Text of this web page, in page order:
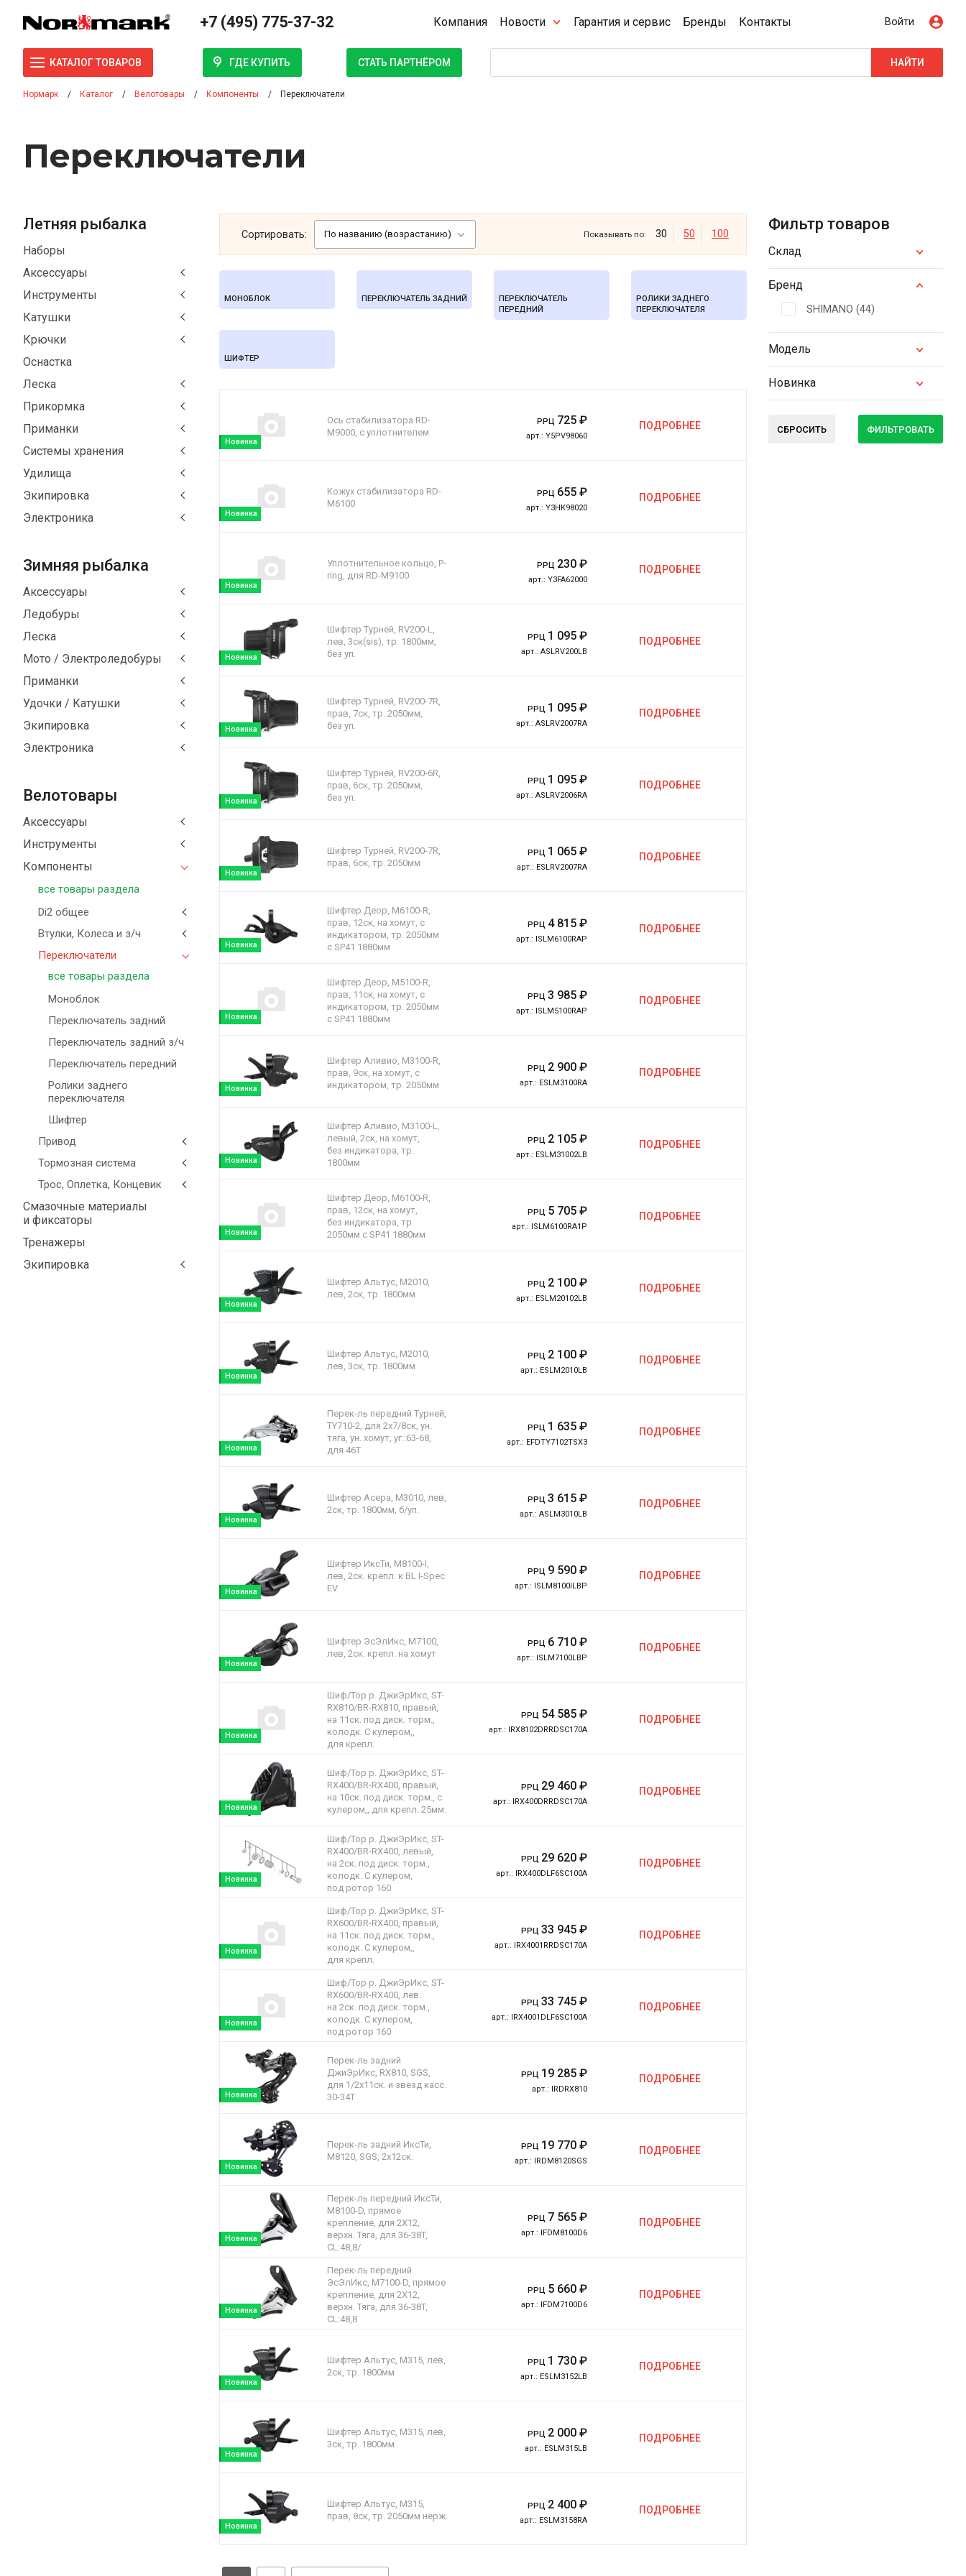
+7 (495) 775-37-32 Компания Новости Гарантия и сервис Бренды Контакты Войти
КАТАЛОГ ТОВАРОВ ГДЕ КУПИТЬ СТАТЬ ПАРТНЁРОМ НАЙТИ
Нормарк Каталог Велотовары Компоненты Переключатели
Переключатели
Летняя рыбалка
Наборы
Аксессуары
Инструменты
Катушки
Крючки
Оснастка
Леска
Прикормка
Приманки
Системы хранения
Удилища
Экипировка
Электроника
Зимняя рыбалка
Аксессуары
Ледобуры
Леска
Мото / Электроледобуры
Приманки
Удочки / Катушки
Экипировка
Электроника
Велотовары
Аксессуары
Инструменты
Компоненты
все товары раздела
Di2 общее
Втулки, Колеса и з/ч
Переключатели
все товары раздела
Моноблок
Переключатель задний
Переключатель задний з/ч
Переключатель передний
Ролики заднего
переключателя
Шифтер
Привод
Тормозная система
Трос, Оплетка, Концевик
Смазочные материалы
и фиксаторы
Тренажеры
Экипировка
Фильтр товаров
Склад
Бренд
SHIMANO (44)
Модель
Новинка
СБРОСИТЬ ФИЛЬТРОВАТЬ
Сортировать: По названию (возрастанию) Показывать по: 30 50 100
МОНОБЛОК ПЕРЕКЛЮЧАТЕЛЬ ЗАДНИЙ
ПЕРЕКЛЮЧАТЕЛЬ
ПЕРЕДНИЙ
РОЛИКИ ЗАДНЕГО
ПЕРЕКЛЮЧАТЕЛЯ
ШИФТЕР
Новинка
РРЦ 725₽
арт.:Y5PV98060
Ось стабилизатора RD-
M9000, с уплотнителем
ПОДРОБНЕЕ
Новинка
РРЦ 655₽
арт.:Y3HK98020
Кожух стабилизатора RD-
M6100
ПОДРОБНЕЕ
Новинка
РРЦ 230₽
арт.:Y3FA62000
Уплотнительное кольцо, P-
ring, для RD-M9100
ПОДРОБНЕЕ
Новинка
РРЦ 1 095₽
арт.:ASLRV200LB
Шифтер Турней, RV200-L,
лев, 3ск(sis), тр. 1800мм,
без уп.
ПОДРОБНЕЕ
Новинка
РРЦ 1 095₽
арт.:ASLRV2007RA
Шифтер Турней, RV200-7R,
прав, 7ск, тр. 2050мм,
без уп.
ПОДРОБНЕЕ
Новинка
РРЦ 1 095₽
арт.:ASLRV2006RA
Шифтер Турней, RV200-6R,
прав, 6ск, тр. 2050мм,
без уп.
ПОДРОБНЕЕ
Новинка
РРЦ 1 065₽
арт.: ESLRV2007RA
Шифтер Турней, RV200-7R,
прав, 6ск, тр. 2050мм
ПОДРОБНЕЕ
Новинка
РРЦ 4 815₽
арт.: ISLM6100RAP
Шифтер Деор, M6100-R,
прав, 12ск, на хомут, c
индикатором, тр. 2050мм
с SP41 1880мм
ПОДРОБНЕЕ
Новинка
РРЦ3 985₽
арт.: ISLM5100RAP
Шифтер Деор, M5100-R,
прав, 11ск, на хомут, c
индикатором, тр. 2050мм
с SP41 1880мм
ПОДРОБНЕЕ
Новинка
РРЦ 2 900₽
арт.: ESLM3100RA
Шифтер Аливио, M3100-R,
прав, 9ск, на хомут, c
индикатором, тр. 2050мм
ПОДРОБНЕЕ
Новинка
РРЦ 2 105₽
арт.: ESLM31002LB
Шифтер Аливио, M3100-L,
левый, 2ск, на хомут,
без индикатора, тр.
1800мм
ПОДРОБНЕЕ
Новинка
РРЦ 5 705₽
арт.: ISLM6100RA1P
Шифтер Деор, M6100-R,
прав, 12ск, на хомут,
без индикатора, тр.
2050мм с SP41 1880мм
ПОДРОБНЕЕ
Новинка
РРЦ 2 100₽
арт.: ESLM20102LB
Шифтер Альтус, M2010,
лев, 2ск, тр. 1800мм
ПОДРОБНЕЕ
Новинка
РРЦ 2 100₽
арт.: ESLM2010LB
Шифтер Альтус, M2010,
лев, 3ск, тр. 1800мм
ПОДРОБНЕЕ
Новинка
РРЦ 1 635₽
арт.: EFDTY7102TSX3
Перек-ль передний Турней,
TY710-2, для 2x7/8ск, ун.
тяга, ун. хомут, уг.:63-68,
для 46T
ПОДРОБНЕЕ
Новинка
РРЦ3 615₽
арт.:ASLM3010LB
Шифтер Асера, M3010, лев,
2ск, тр. 1800мм, б/уп.
ПОДРОБНЕЕ
Новинка
РРЦ 9 590₽
арт.: ISLM8100ILBP
Шифтер ИксТи, M8100-I,
лев, 2ск. крепл. к BL I-Spec
EV
ПОДРОБНЕЕ
Новинка
РРЦ 6 710₽
арт.: ISLM7100LBP
Шифтер ЭсЭлИкс, M7100,
лев, 2ск. крепл. на хомут
ПОДРОБНЕЕ
Новинка
РРЦ 54 585₽
арт.: IRX8102DRRDSC170A
Шиф/Тор р. ДжиЭрИкс, ST-
RX810/BR-RX810, правый,
на 11ск. под диск. торм.,
колодк. С кулером,,
для крепл.
ПОДРОБНЕЕ
Новинка
РРЦ 29 460₽
арт.: IRX400DRRDSC170A
Шиф/Тор р. ДжиЭрИкс, ST-
RX400/BR-RX400, правый,
на 10ск. под диск. торм., c
кулером,, для крепл. 25мм.
ПОДРОБНЕЕ
Новинка
РРЦ 29 620₽
арт.: IRX400DLF6SC100A
Шиф/Тор р. ДжиЭрИкс, ST-
RX400/BR-RX400, левый,
на 2ск. под диск. торм.,
колодк. С кулером,
под ротор 160
ПОДРОБНЕЕ
Новинка
РРЦ33 945₽
арт.: IRX4001RRDSC170A
Шиф/Тор р. ДжиЭрИкс, ST-
RX600/BR-RX400, правый,
на 11ск. под диск. торм.,
колодк. С кулером,,
для крепл.
ПОДРОБНЕЕ
Новинка
РРЦ33 745₽
арт.: IRX4001DLF6SC100A
Шиф/Тор р. ДжиЭрИкс, ST-
RX600/BR-RX400, лев.
на 2ск. под диск. торм.,
колодк. С кулером,
под ротор 160
ПОДРОБНЕЕ
Новинка
РРЦ 19 285₽
арт.: IRDRX810
Перек-ль задний
ДжиЭрИкс, RX810, SGS,
для 1/2x11ск. и звезд касс.
30-34T
ПОДРОБНЕЕ
Новинка
РРЦ 19 770₽
арт.: IRDM8120SGS
Перек-ль задний ИксТи,
M8120, SGS, 2x12ск.
ПОДРОБНЕЕ
Новинка
РРЦ 7 565₽
арт.: IFDM8100D6
Перек-ль передний ИксТи,
M8100-D, прямое
крепление, для 2X12,
верхн. Тяга, для 36-38T,
CL:48,8/
ПОДРОБНЕЕ
Новинка
РРЦ 5 660₽
арт.: IFDM7100D6
Перек-ль передний
ЭсЭлИкс, M7100-D, прямое
крепление, для 2X12,
верхн. Тяга, для 36-38T,
CL:48,8
ПОДРОБНЕЕ
Новинка
РРЦ 1 730₽
арт.: ESLM3152LB
Шифтер Альтус, M315, лев,
2ск, тр. 1800мм
ПОДРОБНЕЕ
Новинка
РРЦ 2 000₽
арт.: ESLM315LB
Шифтер Альтус, M315, лев,
3ск, тр. 1800мм
ПОДРОБНЕЕ
Новинка
РРЦ 2 400₽
арт.: ESLM3158RA
Шифтер Альтус, M315,
прав, 8ск, тр. 2050мм нерж.
ПОДРОБНЕЕ